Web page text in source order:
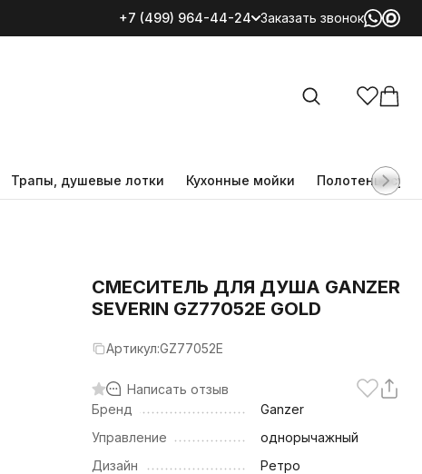
+7 (499) 964-44-24 Заказать звонок
Трапы, душевые лотки Кухонные мойки
CМЕСИТЕЛЬ ДЛЯ ДУША GANZER
SEVERIN GZ77052E GOLD
Артикул:GZ77052E
Написать отзыв
Бренд
Ganzer
Управление
однорычажный
Дизайн
Ретро